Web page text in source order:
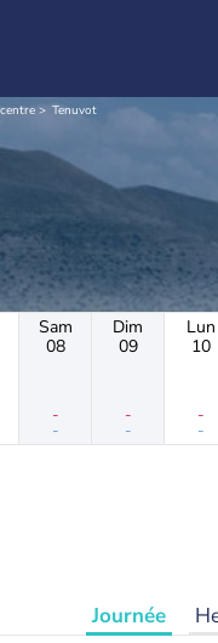
Tenuvot
Sam
08
-
-
Dim
09
-
-
Lun
10
-
-
Journée